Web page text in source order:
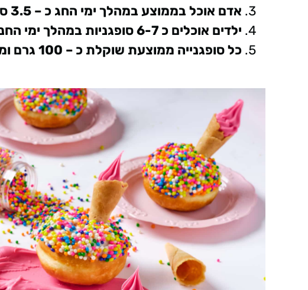
אדם אוכל בממוצע במהלך ימי החג כ – 3.5 סופגניות.
ילדים אוכלים כ 6-7 סופגניות במהלך ימי החנוכה.
כל סופגנייה ממוצעת שוקלת כ – 100 גרם ומכילה כ -400 קלוריות.